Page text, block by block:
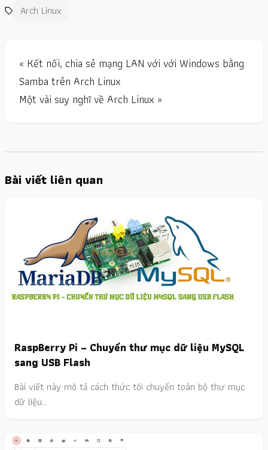
Arch Linux
« Kết nối, chia sẻ mạng LAN với với Windows bằng
Samba trên Arch Linux
Một vài suy nghĩ về Arch Linux »
Bài viết liên quan
RaspBerry Pi – Chuyển thư mục dữ liệu MySQL
sang USB Flash
Bài viết này mô tả cách thức tôi chuyển toàn bộ thư mục
dữ liệu…